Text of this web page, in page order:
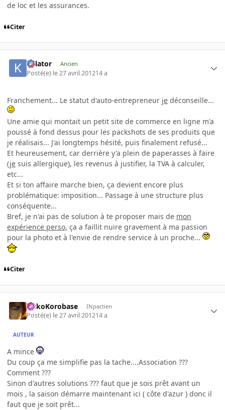
de loc et les assurances.
Citer
Killator Ancien
Posté(e) le 27 avril 201214 a
Franchement... Le statut d'auto-entrepreneur je déconseille...
Une amie qui montait un petit site de commerce en ligne m'a
poussé à fond dessus pour les packshots de ses produits que
je réalisais... J'ai longtemps hésité, puis finalement refusé...
Et heureusement, car derrière y'a plein de paperasses à faire
(je suis allergique), les revenus à justifier, la TVA à calculer,
etc...
Et si ton affaire marche bien, ça devient encore plus
problématique: imposition... Passage à une structure plus
conséquente...
Bref, je n'ai pas de solution à te proposer mais de mon
expérience perso, ça a faillit nuire gravement à ma passion
pour la photo et à l'envie de rendre service à un proche...
Citer
SiskoKorobase INpactien
Posté(e) le 27 avril 201214 a
AUTEUR
A mince
Du coup ça me simplifie pas la tache....Association ???
Comment ???
Sinon d'autres solutions ??? faut que je sois prêt avant un
mois , la saison démarre maintenant ici ( côte d'azur ) donc il
faut que je soit prêt...